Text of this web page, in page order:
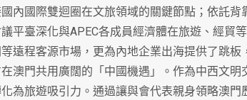
內國際雙迴圈在文旅領域的關鍵節點；依託背
平臺深化與APEC各成員經濟體在旅遊、經貿
遠程客源市場，更為內地企業出海提供了跳板
澳門共用廣闊的「中國機遇」。作為中西文
為旅遊吸引力。通過讓與會代表親身領略澳